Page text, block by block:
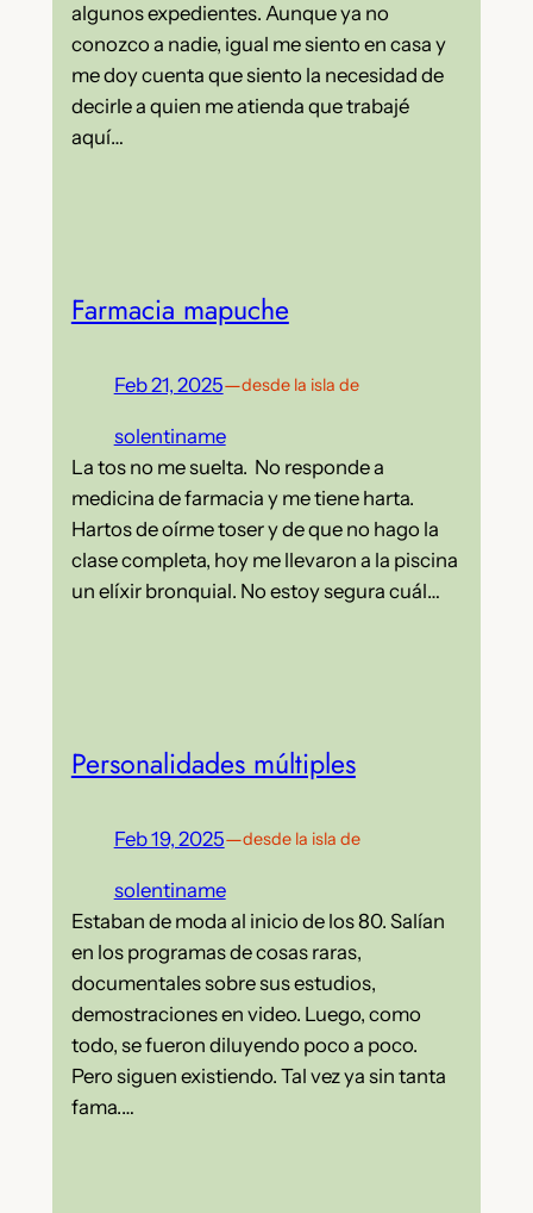
algunos expedientes. Aunque ya no
conozco a nadie, igual me siento en casa y
me doy cuenta que siento la necesidad de
decirle a quien me atienda que trabajé
aquí…
Farmacia mapuche
Feb 21, 2025—desde la isla de
solentiname
La tos no me suelta. No responde a
medicina de farmacia y me tiene harta.
Hartos de oírme toser y de que no hago la
clase completa, hoy me llevaron a la piscina
un elíxir bronquial. No estoy segura cuál…
Personalidades múltiples
Feb 19, 2025—desde la isla de
solentiname
Estaban de moda al inicio de los 80. Salían
en los programas de cosas raras,
documentales sobre sus estudios,
demostraciones en video. Luego, como
todo, se fueron diluyendo poco a poco.
Pero siguen existiendo. Tal vez ya sin tanta
fama.…